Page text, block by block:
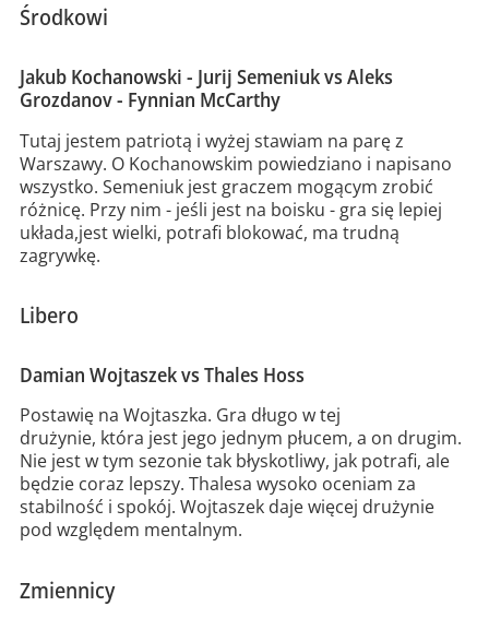
Środkowi
Jakub Kochanowski - Jurij Semeniuk vs Aleks
Grozdanov - Fynnian McCarthy
Tutaj jestem patriotą i wyżej stawiam na parę z
Warszawy. O Kochanowskim powiedziano i napisano
wszystko. Semeniuk jest graczem mogącym zrobić
różnicę. Przy nim - jeśli jest na boisku - gra się lepiej
układa,jest wielki, potrafi blokować, ma trudną
zagrywkę.
Libero
Damian Wojtaszek vs Thales Hoss
Postawię na Wojtaszka. Gra długo w tej
drużynie, która jest jego jednym płucem, a on drugim.
Nie jest w tym sezonie tak błyskotliwy, jak potrafi, ale
będzie coraz lepszy. Thalesa wysoko oceniam za
stabilność i spokój. Wojtaszek daje więcej drużynie
pod względem mentalnym.
Zmiennicy